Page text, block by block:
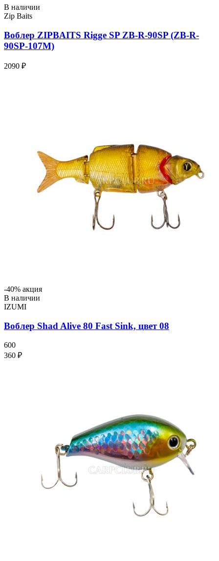
В наличии
Zip Baits
Воблер ZIPBAITS Rigge SP ZB-R-90SP (ZB-R-
90SP-107M)
2090 ₽
-40% акция
В наличии
IZUMI
Воблер Shad Alive 80 Fast Sink, цвет 08
600
360 ₽